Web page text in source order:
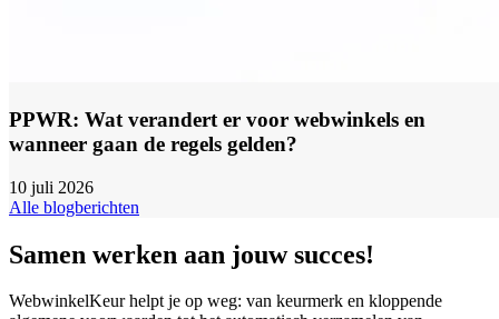
PPWR: Wat verandert er voor webwinkels en
wanneer gaan de regels gelden?
10 juli 2026
Alle blogberichten
Samen werken aan jouw succes!
WebwinkelKeur helpt je op weg: van keurmerk en kloppende